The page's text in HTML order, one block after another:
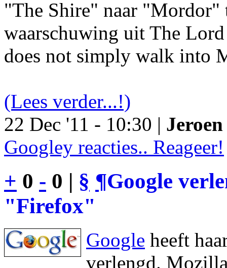
"The Shire" naar "Mordor"
waarschuwing uit The
does not simply walk into
(Lees verder...!)
22 Dec '11 - 10:30 |
Googley reacties.. Reageer!
+ 0 - 0 | § ¶Google
"Firefox"
Google heeft
verlengd.